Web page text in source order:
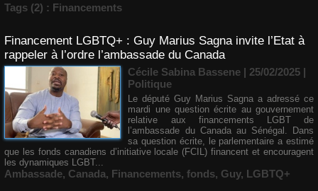
Tags (2) : Financements
Financement LGBTQ+ : Guy Marius Sagna invite l’Etat à
rappeler à l’ordre l’ambassade du Canada
Cécile Sabina Bassene | 25/02/2025 |
Politique
Le député Guy Marius Sagna a adressé ce
mardi une question écrite au gouvernement
relative aux financements LGBT de
l’ambassade du Canada au Sénégal. Dans
sa question écrite, le parlementaire a estimé
que les fonds canadiens d’initiative locale (FCIL) financent et encouragent
les dynamiques LGBT...
Ambassade, Canada, Financements, fonds, Guy, LGBTQ+